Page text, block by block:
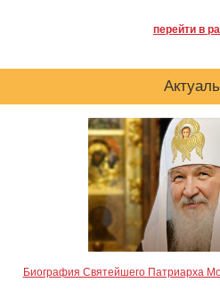
перейти в
Биография Святейшего Патриарха